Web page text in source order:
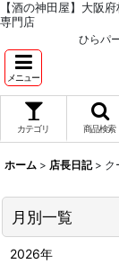
【酒の神田屋】大阪
専門店
ひらパ
メニュー
カテゴリ 商品検索
ホーム > 店長日記 > ク
月別一覧
2026年